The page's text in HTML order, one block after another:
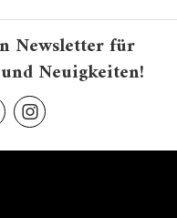
Newsletter für
Neuigkeiten!